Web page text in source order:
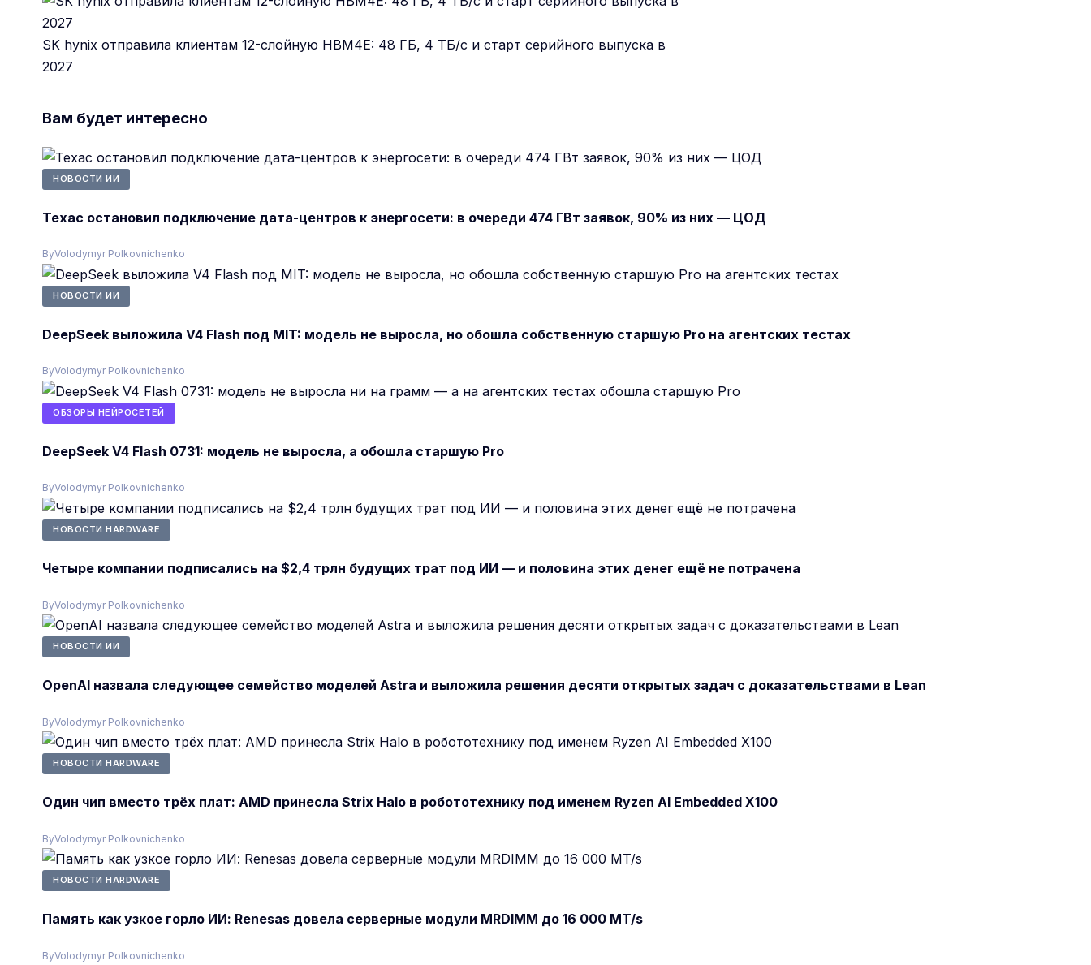
SK hynix отправила клиентам 12-слойную HBM4E: 48 ГБ, 4 ТБ/с и старт серийного выпуска в
2027
Вам будет интересно
НОВОСТИ ИИ
Техас остановил подключение дата-центров к энергосети: в очереди 474 ГВт заявок, 90% из них — ЦОД
ByVolodymyr Polkovnichenko
НОВОСТИ ИИ
DeepSeek выложила V4 Flash под MIT: модель не выросла, но обошла собственную старшую Pro на агентских тестах
ByVolodymyr Polkovnichenko
ОБЗОРЫ НЕЙРОСЕТЕЙ
DeepSeek V4 Flash 0731: модель не выросла, а обошла старшую Pro
ByVolodymyr Polkovnichenko
НОВОСТИ HARDWARE
Четыре компании подписались на $2,4 трлн будущих трат под ИИ — и половина этих денег ещё не потрачена
ByVolodymyr Polkovnichenko
НОВОСТИ ИИ
OpenAI назвала следующее семейство моделей Astra и выложила решения десяти открытых задач с доказательствами в Lean
ByVolodymyr Polkovnichenko
НОВОСТИ HARDWARE
Один чип вместо трёх плат: AMD принесла Strix Halo в робототехнику под именем Ryzen AI Embedded X100
ByVolodymyr Polkovnichenko
НОВОСТИ HARDWARE
Память как узкое горло ИИ: Renesas довела серверные модули MRDIMM до 16 000 MT/s
ByVolodymyr Polkovnichenko